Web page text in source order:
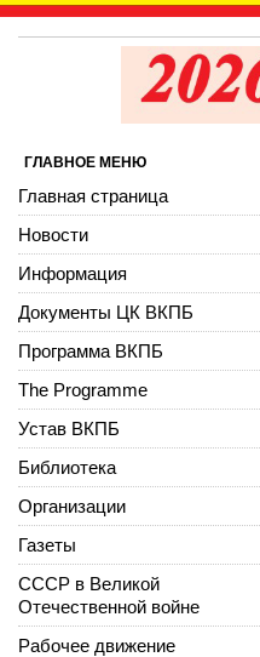
ГЛАВНОЕ МЕНЮ
Главная страница
Новости
Информация
Документы ЦК ВКПБ
Программа ВКПБ
The Programme
Устав ВКПБ
Библиотека
Организации
Газеты
СССР в Великой
Отечественной войне
Рабочее движение